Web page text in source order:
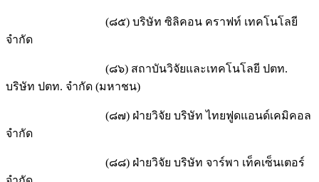
(๘๕) บริษัท ซิลิคอน คราฟท์ เทคโนโลยี
จำกัด
(๘๖) สถาบันวิจัยและเทคโนโลยี ปตท.
บริษัท ปตท. จำกัด (มหาชน)
(๘๗) ฝ่ายวิจัย บริษัท ไทยฟูดแอนด์เคมิคอล
จำกัด
(๘๘) ฝ่ายวิจัย บริษัท จาร์พา เท็คเซ็นเตอร์